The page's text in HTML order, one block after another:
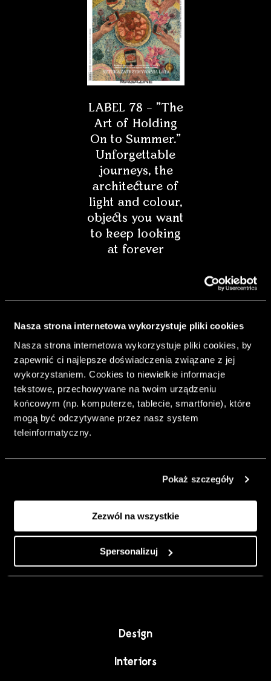
Nasza strona internetowa wykorzystuje pliki cookies
Nasza strona internetowa wykorzystuje pliki cookies, by
zapewnić ci najlepsze doświadczenia związane z jej
wykorzystaniem. Cookies to niewielkie informacje
tekstowe, przechowywane na twoim urządzeniu
końcowym (np. komputerze, tablecie, smartfonie), które
mogą być odczytywane przez nasz system
teleinformatyczny.
Pokaż szczegóły
Zezwól na wszystkie
Spersonalizuj
LABEL 78 – "The
Art of Holding
On to Summer."
Unforgettable
journeys, the
architecture of
light and colour,
objects you want
to keep looking
at forever
& Living 40 "A
Yours. Dare to
craft as the
starting point for
interiors full of
character."
Design
Interiors